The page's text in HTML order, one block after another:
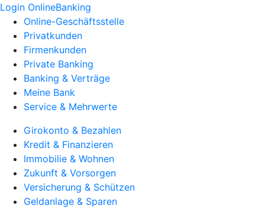
Login OnlineBanking
Online-Geschäftsstelle
Privatkunden
Firmenkunden
Private Banking
Banking & Verträge
Meine Bank
Service & Mehrwerte
Girokonto & Bezahlen
Kredit & Finanzieren
Immobilie & Wohnen
Zukunft & Vorsorgen
Versicherung & Schützen
Geldanlage & Sparen